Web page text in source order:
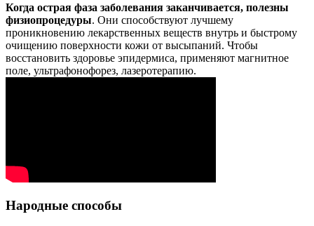
Когда острая фаза заболевания заканчивается, полезны
физиопроцедуры. Они способствуют лучшему
проникновению лекарственных веществ внутрь и быстрому
очищению поверхности кожи от высыпаний. Чтобы
восстановить здоровье эпидермиса, применяют магнитное
поле, ультрафонофорез, лазеротерапию.
Народные способы